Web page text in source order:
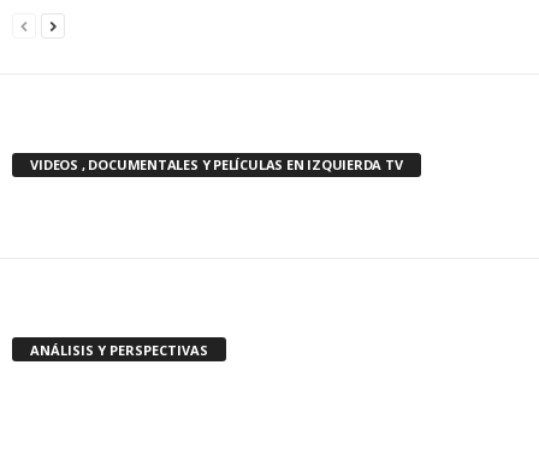
VIDEOS , DOCUMENTALES Y PELÍCULAS EN IZQUIERDA TV
ANÁLISIS Y PERSPECTIVAS